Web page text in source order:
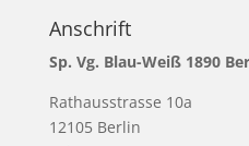
Anschrift
Sp. Vg. Blau-Weiß 1890
Rathausstrasse 10a
12105 Berlin